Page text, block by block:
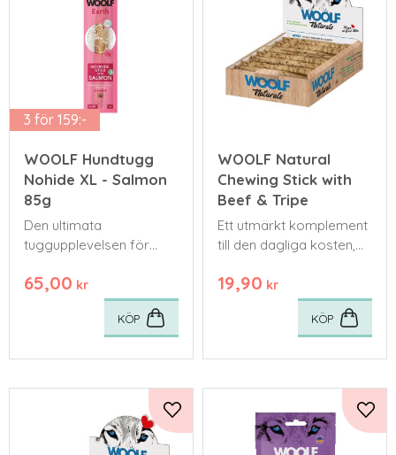
3 för 159:-
WOOLF Hundtugg
Nohide XL - Salmon
85g
Den ultimata
tuggupplevelsen för
tuggare som kräver
något extra hållbart.
65,00 kr
KÖP
WOOLF Natural
Chewing Stick with
Beef & Tripe
Ett utmärkt komplement
till den dagliga kosten,
låg fetthalt för att stödja
både viktkontroll och
19,90 kr
KÖP
Lägg till i favoriter